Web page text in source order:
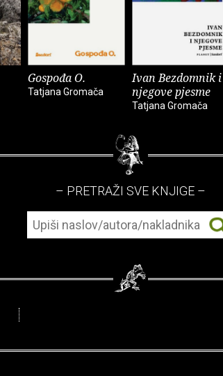
Gospođa O.
Tatjana Gromača
Ivan Bezdomnik i
njegove pjesme
Tatjana Gromača
– PRETRAŽI SVE KNJIGE –